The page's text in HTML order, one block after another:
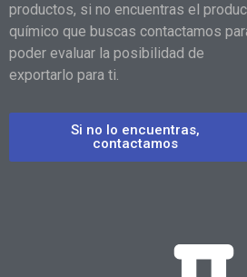
productos, si no encuentras el
químico que buscas contactamos
poder evaluar la posibilidad de
exportarlo para ti.
Si no lo encuentras,
contactamos